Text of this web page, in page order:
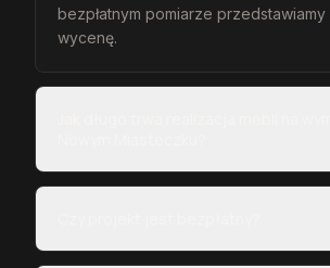
bezpłatnym pomiarze
wycenę.